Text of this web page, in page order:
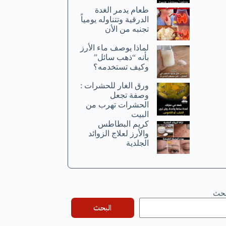
طعام يدمر الغدة
الدرقية وتتناوله يومياً
تجنبه من الأن
لماذا يوصف ماء الأرز
بأنه “ذهب سائل”
وكيف تستخدمه؟
ورق الغار للحشرات :
وصفة تجعل
الحشرات تهرب من
البيت
كريم البطاطس
والأرز لعلاج الزوائد
الجلدية
البحث